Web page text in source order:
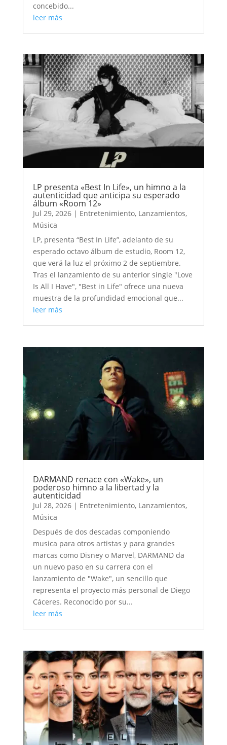
concebido...
leer más
LP presenta «Best In Life», un himno a la
autenticidad que anticipa su esperado
álbum «Room 12»
Jul 29, 2026| Entretenimiento, Lanzamientos,
Música
LP, presenta “Best In Life”, adelanto de su
esperado octavo álbum de estudio, Room 12,
que verá la luz el próximo 2 de septiembre.
Tras el lanzamiento de su anterior single "Love
Is All I Have", "Best in Life" ofrece una nueva
muestra de la profundidad emocional que...
leer más
DARMAND renace con «Wake», un
poderoso himno a la libertad y la
autenticidad
Jul 28, 2026| Entretenimiento, Lanzamientos,
Música
Después de dos descadas componiendo
musica para otros artistas y para grandes
marcas como Disney o Marvel, DARMAND da
un nuevo paso en su carrera con el
lanzamiento de "Wake", un sencillo que
representa el proyecto más personal de Diego
Cáceres. Reconocido por su...
leer más